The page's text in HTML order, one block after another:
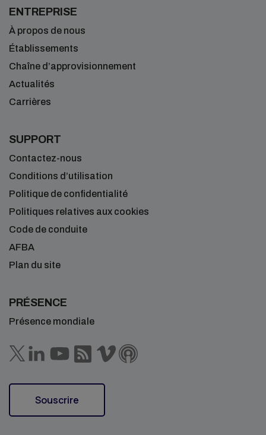
ENTREPRISE
À propos de nous
Établissements
Chaîne d’approvisionnement
Actualités
Carrières
SUPPORT
Contactez-nous
Conditions d’utilisation
Politique de confidentialité
Politiques relatives aux cookies
Code de conduite
AFBA
Plan du site
PRÉSENCE
Présence mondiale
Souscrire